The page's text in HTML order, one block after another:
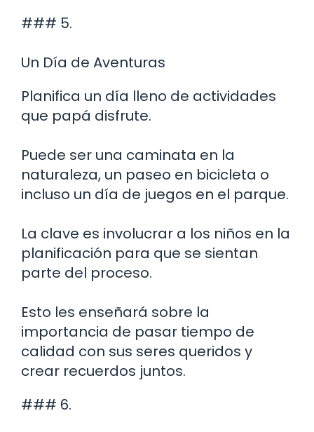
### 5.
Un Día de Aventuras
Planifica un día lleno de actividades
que papá disfrute.
Puede ser una caminata en la
naturaleza, un paseo en bicicleta o
incluso un día de juegos en el parque.
La clave es involucrar a los niños en la
planificación para que se sientan
parte del proceso.
Esto les enseñará sobre la
importancia de pasar tiempo de
calidad con sus seres queridos y
crear recuerdos juntos.
### 6.